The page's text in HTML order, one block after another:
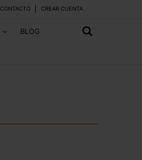
CONTACTO CREAR CUENTA
BLOG